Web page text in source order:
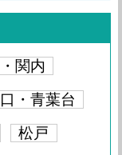
関内
・青葉台
松戸